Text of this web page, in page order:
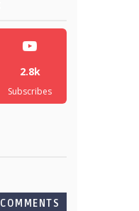
2.8k
Subscribes
COMMENTS